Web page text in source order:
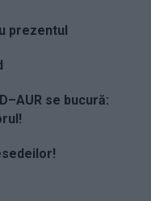
prezentul
se bucură: